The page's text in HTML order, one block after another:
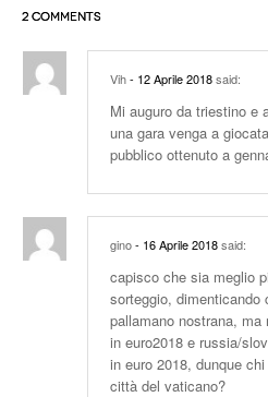
2 COMMENTS
Vih- 12 Aprile 2018said:
Mi auguro da triestino e
una gara venga a
pubblico ottenuto a
gino- 16 Aprile 2018said:
capisco che sia meglio
sorteggio, dimenticando
pallamano nostrana, ma
in euro2018 e russia/
in euro 2018, dunque
città del vaticano?